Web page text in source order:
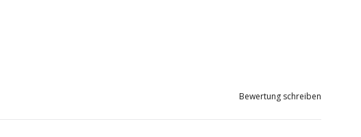
Bewertung schreiben